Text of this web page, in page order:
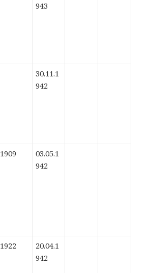
943
30.11.1
942
1909
03.05.1
942
1922
20.04.1
942